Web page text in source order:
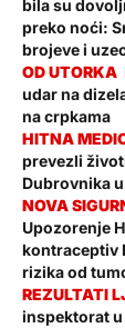
bila su
preko noći:
brojeve i
udar na
na crpkama
prevezli
Dubrovnika
Upozorenje
kontraceptiv
rizika od
inspektorat u